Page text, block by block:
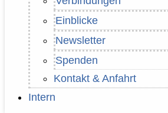
Einblicke
Newsletter
Spenden
Kontakt & Anfahrt
Intern